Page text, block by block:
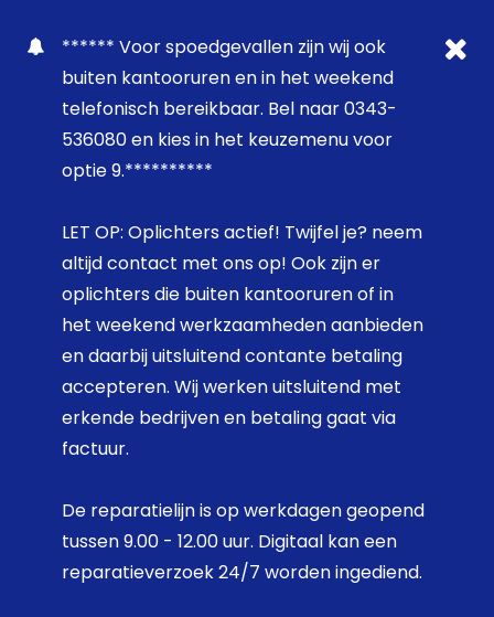
****** Voor spoedgevallen zijn wij ook
buiten kantooruren en in het weekend
telefonisch bereikbaar. Bel naar 0343-
536080 en kies in het keuzemenu voor
optie 9.**********
LET OP: Oplichters actief! Twijfel je? neem
altijd contact met ons op! Ook zijn er
oplichters die buiten kantooruren of in
het weekend werkzaamheden aanbieden
en daarbij uitsluitend contante betaling
accepteren. Wij werken uitsluitend met
erkende bedrijven en betaling gaat via
factuur.
De reparatielijn is op werkdagen geopend
tussen 9.00 - 12.00 uur. Digitaal kan een
reparatieverzoek 24/7 worden ingediend.